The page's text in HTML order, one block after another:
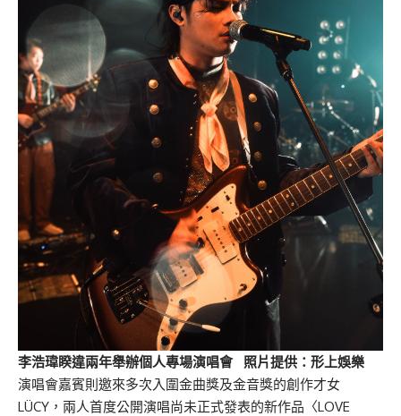
李浩瑋睽違兩年舉辦個人專場演唱會 照片提供：形上娛樂
演唱會嘉賓則邀來多次入圍金曲獎及金音獎的創作才女
LÜCY，兩人首度公開演唱尚未正式發表的新作品〈LOVE